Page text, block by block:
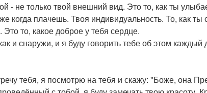
- не только твой внешний вид. Это то, как ты
когда плачешь. Твоя индивидуальность. То, как
то, какое доброе у тебя сердце.
и снаружи, и я буду говорить тебе об этом
тебя, я посмотрю на тебя и скажу: "Боже, она